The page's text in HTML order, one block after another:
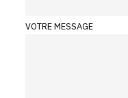
VOTRE MESSAGE